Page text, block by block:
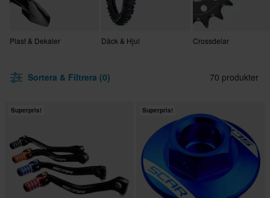
Plast & Dekaler Däck & Hjul Crossdelar
Sortera & Filtrera (0) 70 produkter
Superpris! Superpris!